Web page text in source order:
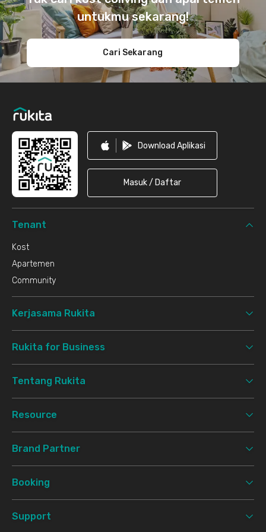
untukmu sekarang!
Cari Sekarang
Download Aplikasi
Masuk / Daftar
Tenant
Kost
Apartemen
Community
Kerjasama Rukita
Rukita for Business
Tentang Rukita
Resource
Brand Partner
Booking
Support